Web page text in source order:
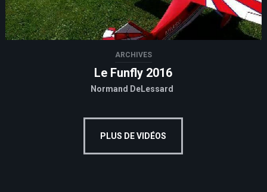
ARCHIVES
Le Funfly 2016
Normand DeLessard
PLUS DE VIDÉOS